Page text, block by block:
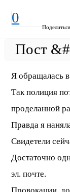
0
Я обращалась
Так полиция
проделанной
Правда я
Свидетели
Достаточно
эл. почте.